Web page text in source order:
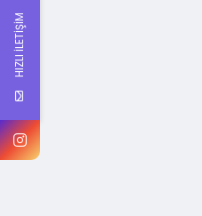
HIZLI İLETİŞİM